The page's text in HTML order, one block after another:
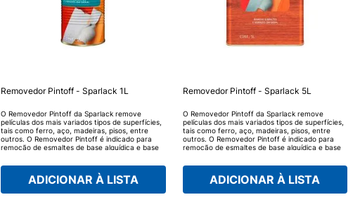
Removedor Pintoff - Sparlack 1L
O Removedor Pintoff da Sparlack remove
películas dos mais variados tipos de superfícies,
tais como ferro, aço, madeiras, pisos, entre
outros. O Removedor Pintoff é indicado para
remoção de esmaltes de base alquídica e base
nitrocelulose e tinta acrílica, mas não é
apropriado para remoção de tintas de estufa ou
catalisadas (dois componentes), como epóxi e
ADICIONAR À LISTA
Removedor Pintoff - Sparlack 5L
O Removedor Pintoff da Sparlack remove
películas dos mais variados tipos de superfícies,
tais como ferro, aço, madeiras, pisos, entre
outros. O Removedor Pintoff é indicado para
remoção de esmaltes de base alquídica e base
nitrocelulose e tinta acrílica, mas não é
apropriado para remoção de tintas de estufa ou
catalisadas (dois componentes), como epóxi e
ADICIONAR À LISTA